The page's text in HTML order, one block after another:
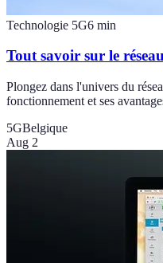
Technologie 5G6 min
Tout savoir sur le
Plongez dans l'univers du
fonctionnement et ses
5GBelgique
Aug 2